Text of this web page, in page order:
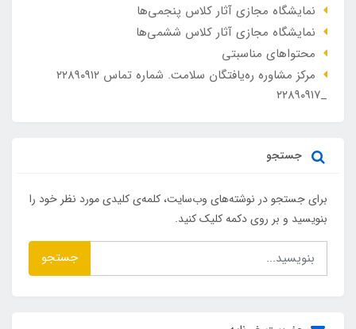
نمایشگاه مجازی آثار کلاس پنجمی‌ها
نمایشگاه مجازی آثار کلاس ششمی‌ها
محتواهای مناسبتی
مرکز مشاوره ره‌یافتگان سلامت. شماره تماس ۲۲۸۹۰۹۱۲
_۲۲۸۹۰۹۱۷
جستجو
برای جستجو در نوشته‌های وب‌سایت، کلمه‌ی کلیدی مورد نظر خود را
بنویسید و بر روی دکمه کلیک کنید.
جستجو